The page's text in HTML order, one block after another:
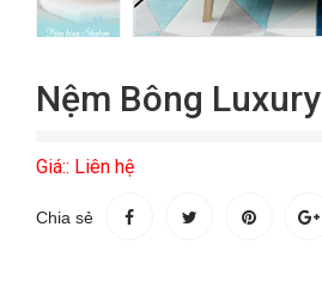
Nệm Bông Luxury
Giá:: Liên hệ
Chia sẻ